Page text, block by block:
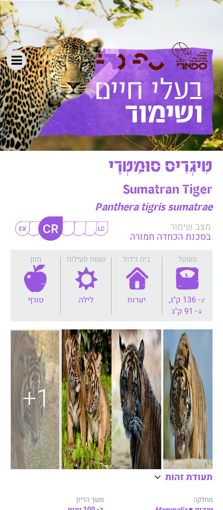
בעלי חיים
ושימור
טִיגְרִיס סוּמַטְרָי
Sumatran Tiger
Panthera tigris sumatrae
משקל
♂- 136 ק"ג,
♀- 91 ק"ג
בית גידול
יערות
שעות פעילות
לילה
מזון
טורף
מצב שימור
בסכנת הכחדה חמורה
+1
תעודת זהות
מחלקה
משך הריון